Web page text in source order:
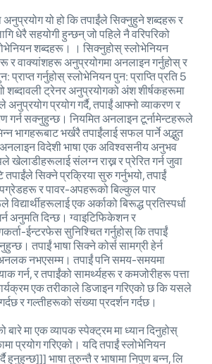
अनुप्रयोग यो हो कि तपाईंले सिक्नुहुने शब्दहरू र
धेरै सहयोगी हुन्छन् जो पहिले नै वरिपरिको
शब्दहरू। । सिक्नुहोस् स्लोभेनियन
र वाक्यांशहरू अनुप्रयोगमा अनलाइन गर्नुहोस् र
प्राप्त गर्नुहोस् स्लोभेनियन पुन: प्राप्ति प्रति 5
शब्दावली ट्रेनर अनुप्रयोगको अंश शीर्षकहरूमा
प्रयोग गर्दै, तपाईं आफ्नो व्याकरण र
गर्न सक्नुहुन्छ। नियमित अनलाइन टूर्नामेन्टहरूले
भागहरूबाट भर्खरै तपाईंलाई सफल पार्ने अद्भुत
विदेशी भाषा एक अविश्वसनीय अनुभव
खेलाडीहरूलाई संलग्न राख्न र प्रेरित गर्न जुवा
तपाईंले सिक्ने प्रक्रिया सुरु गर्नुभयो, तपाईं
र पावर-अपहरूको बिल्कुल पार
एक अर्काको बिरूद्ध प्रतिस्पर्धा
अनुमति दिन्छ। ग्वाइटिफिकेशन र
ईन्टरफेस सुनिश्चित गर्नुहोस् कि तपाईं
तपाईं भाषा सिक्ने कोर्स सामग्री हेर्न
नभएसम्म। तपाईं पनि समय-समयमा
गर्न, र तपाईंको सामर्थ्यहरू र कमजोरीहरू पत्ता
एक तरीकाले डिजाइन गरिएको छ कि यसले
र गल्तीहरूको संख्या प्रदर्शन गर्दछ।
मा एक व्यापक स्पेक्ट्रम मा ध्यान दिनुहोस्
प्रयोग गरिएको। यदि तपाईं स्लोभेनियन
हुनुहुन्छ]]] भाषा तुरुन्तै र भाषामा निपुण बन्न, लि